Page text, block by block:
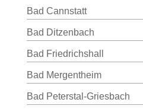
Bad Cannstatt
Bad Ditzenbach
Bad Friedrichshall
Bad Mergentheim
Bad Peterstal-Griesbach